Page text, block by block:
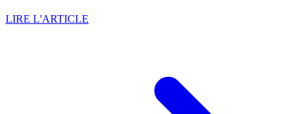
LIRE L'ARTICLE